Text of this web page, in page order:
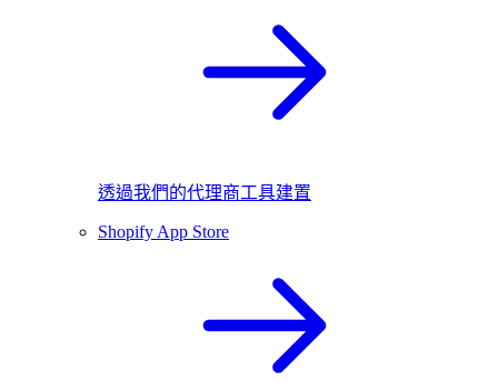
透過我們的代理商工具建置
Shopify App Store